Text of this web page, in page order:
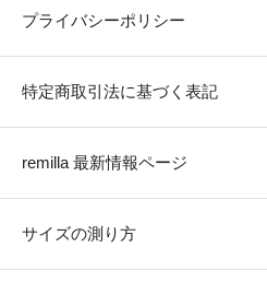
プライバシーポリシー
特定商取引法に基づく表記
remilla 最新情報ページ
サイズの測り方